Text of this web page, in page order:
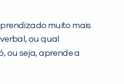
muito mais
ou qual
ou seja, aprende a